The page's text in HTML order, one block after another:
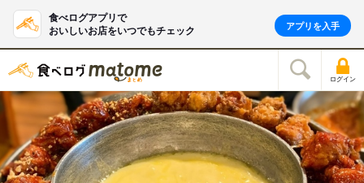
食べログアプリで
おいしいお店をいつでもチェック
アプリを入手
ログイン